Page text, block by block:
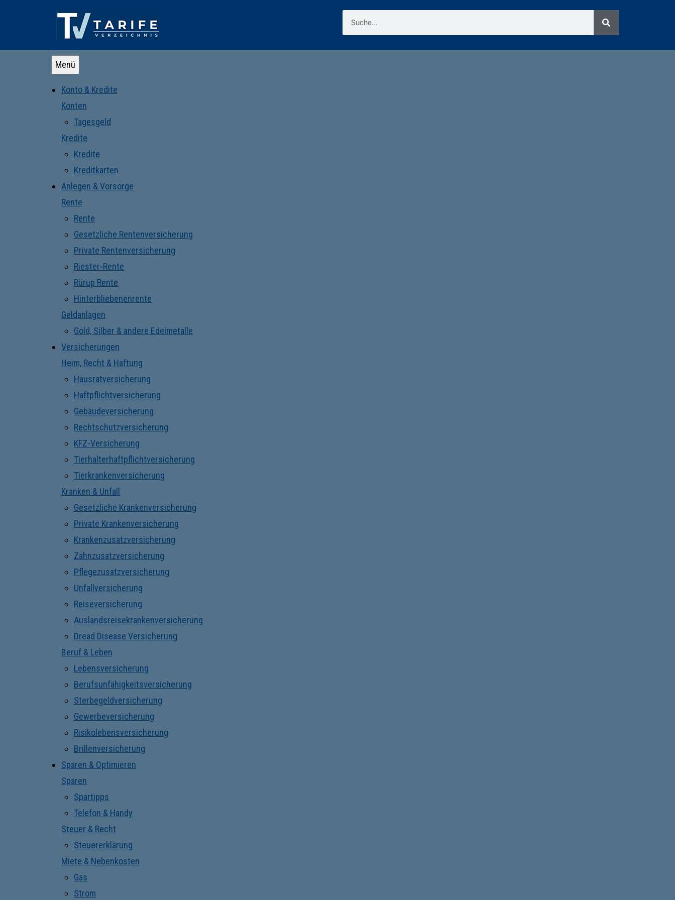
Menü
Konto & Kredite
Konten
Tagesgeld
Kredite
Kredite
Kreditkarten
Anlegen & Vorsorge
Rente
Rente
Gesetzliche Rentenversicherung
Private Rentenversicherung
Riester-Rente
Rürup Rente
Hinterbliebenenrente
Geldanlagen
Gold, Silber & andere Edelmetalle
Versicherungen
Heim, Recht & Haftung
Hausratversicherung
Haftpflichtversicherung
Gebäudeversicherung
Rechtschutzversicherung
KFZ-Versicherung
Tierhalterhaftpflichtversicherung
Tierkrankenversicherung
Kranken & Unfall
Gesetzliche Krankenversicherung
Private Krankenversicherung
Krankenzusatzversicherung
Zahnzusatzversicherung
Pflegezusatzversicherung
Unfallversicherung
Reiseversicherung
Auslandsreisekrankenversicherung
Dread Disease Versicherung
Beruf & Leben
Lebensversicherung
Berufsunfähigkeitsversicherung
Sterbegeldversicherung
Gewerbeversicherung
Risikolebensversicherung
Brillenversicherung
Sparen & Optimieren
Sparen
Spartipps
Telefon & Handy
Steuer & Recht
Steuererklärung
Miete & Nebenkosten
Gas
Strom